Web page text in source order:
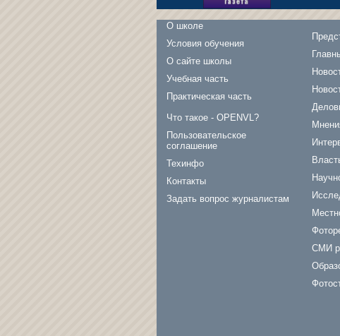
О школе
Условия обучения
О сайте школы
Учебная часть
Практическая часть
Что такое - OPENVL?
Пользовательское
соглашение
Техинфо
Контакты
Задать вопрос журналистам
СМИ